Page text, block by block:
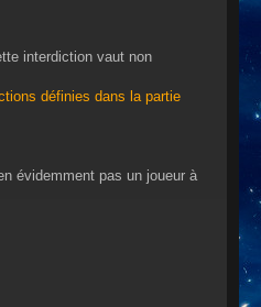
interdiction vaut non
définies dans la partie
évidemment pas un joueur à